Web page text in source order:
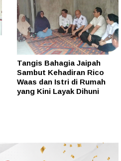
Tangis Bahagia Jaipah
Sambut Kehadiran Rico
Waas dan Istri di Rumah
yang Kini Layak Dihuni